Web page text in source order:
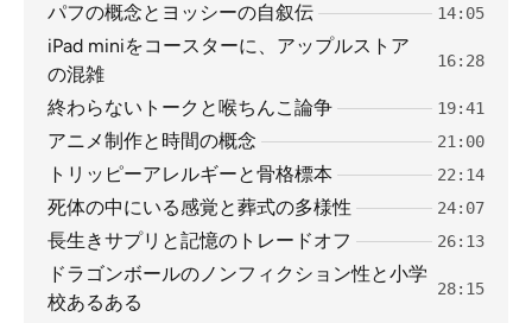
パフの概念とヨッシーの自叙伝 14:05
iPad miniをコースターに、アップルストア
の混雑
16:28
終わらないトークと喉ちんこ論争 19:41
アニメ制作と時間の概念 21:00
トリッピーアレルギーと骨格標本 22:14
死体の中にいる感覚と葬式の多様性 24:07
長生きサプリと記憶のトレードオフ 26:13
ドラゴンボールのノンフィクション性と小学
校あるある
28:15